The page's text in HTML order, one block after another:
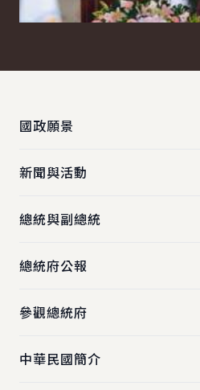
國政願景
新聞與活動
總統與副總統
總統府公報
參觀總統府
中華民國簡介